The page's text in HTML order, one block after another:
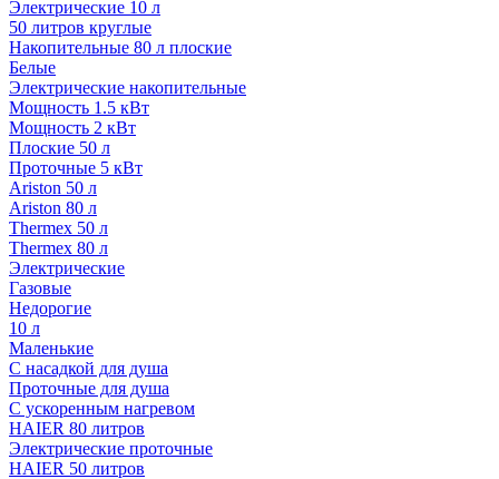
Электрические 10 л
50 литров круглые
Накопительные 80 л плоские
Белые
Электрические накопительные
Мощность 1.5 кВт
Мощность 2 кВт
Плоские 50 л
Проточные 5 кВт
Ariston 50 л
Ariston 80 л
Thermex 50 л
Thermex 80 л
Электрические
Газовые
Недорогие
10 л
Маленькие
С насадкой для душа
Проточные для душа
С ускоренным нагревом
HAIER 80 литров
Электрические проточные
HAIER 50 литров